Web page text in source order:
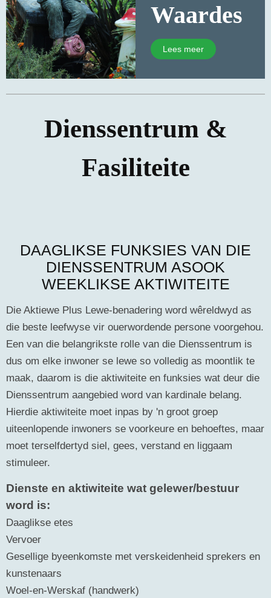
Waardes
Lees meer
Dienssentrum &
Fasiliteite
DAAGLIKSE FUNKSIES VAN DIE
DIENSSENTRUM ASOOK
WEEKLIKSE AKTIWITEITE
Die Aktiewe Plus Lewe-benadering word wêreldwyd as
die beste leefwyse vir ouerwordende persone voorgehou.
Een van die belangrikste rolle van die Dienssentrum is
dus om elke inwoner se lewe so volledig as moontlik te
maak, daarom is die aktiwiteite en funksies wat deur die
Dienssentrum aangebied word van kardinale belang.
Hierdie aktiwiteite moet inpas by 'n groot groep
uiteenlopende inwoners se voorkeure en behoeftes, maar
moet terselfdertyd siel, gees, verstand en liggaam
stimuleer.
Dienste en aktiwiteite wat gelewer/bestuur
word is:
Daaglikse etes
Vervoer
Gesellige byeenkomste met verskeidenheid sprekers en
kunstenaars
Woel-en-Werskaf (handwerk)